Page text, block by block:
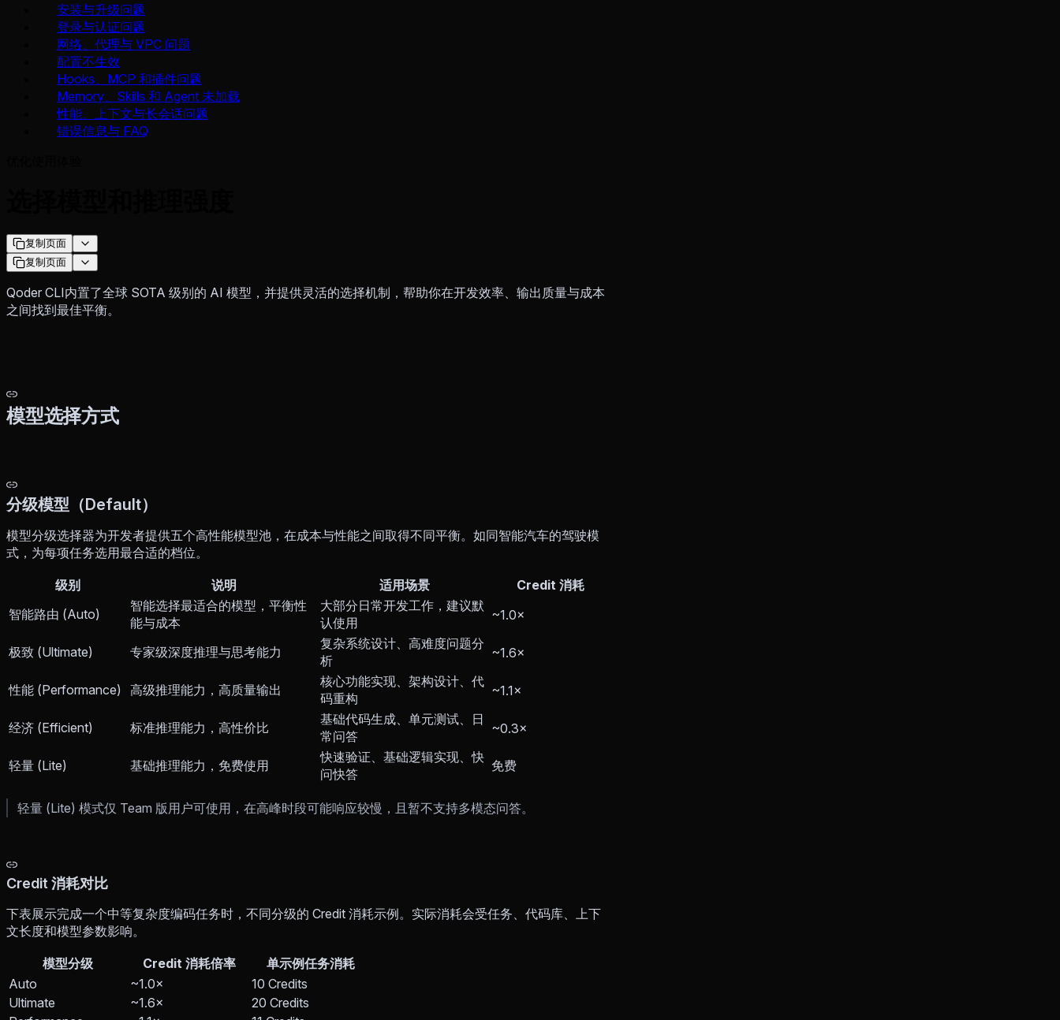
安装与升级问题
登录与认证问题
网络、代理与 VPC 问题
配置不生效
Hooks、MCP 和插件问题
Memory、Skills 和 Agent 未加载
性能、上下文与长会话问题
错误信息与 FAQ
复制页面
复制页面
Qoder CLI内置了全球 SOTA 级别的 AI 模型，并提供灵活的选择机制，帮助你在开发效率、输出质量与成本
之间找到最佳平衡。
模型选择方式
分级模型（Default）
模型分级选择器为开发者提供五个高性能模型池，在成本与性能之间取得不同平衡。如同智能汽车的驾驶模
式，为每项任务选用最合适的档位。
级别 说明 适用场景
Credit 消耗
智能路由 (Auto)
智能选择最适合的模型，平衡性
能与成本
大部分日常开发工作，建议默
认使用
~1.0×
极致 (Ultimate) 专家级深度推理与思考能力
复杂系统设计、高难度问题分
析
~1.6×
性能 (Performance) 高级推理能力，高质量输出
核心功能实现、架构设计、代
码重构
~1.1×
经济 (Efficient) 标准推理能力，高性价比
基础代码生成、单元测试、日
常问答
~0.3×
轻量 (Lite) 基础推理能力，免费使用
快速验证、基础逻辑实现、快
问快答
免费
轻量 (Lite) 模式仅 Team 版用户可使用，在高峰时段可能响应较慢，且暂不支持多模态问答。
Credit 消耗对比
下表展示完成一个中等复杂度编码任务时，不同分级的 Credit 消耗示例。实际消耗会受任务、代码库、上下
文长度和模型参数影响。
模型分级 Credit 消耗倍率
单示例任务消耗
Auto
~1.0×
10 Credits
Ultimate
~1.6×
20 Credits